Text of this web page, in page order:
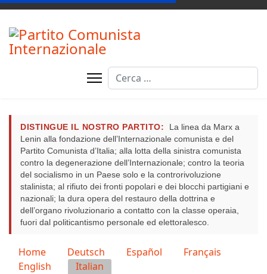
Cerca
DISTINGUE IL NOSTRO PARTITO:
La linea da Marx a
Lenin alla fondazione dell’Internazionale comunista e del
Partito Comunista d’Italia; alla lotta della sinistra comunista
contro la degenerazione dell’Internazionale; contro la teoria
del socialismo in un Paese solo e la controrivoluzione
stalinista; al rifiuto dei fronti popolari e dei blocchi partigiani e
nazionali; la dura opera del restauro della dottrina e
dell’organo rivoluzionario a contatto con la classe operaia,
fuori dal politicantismo personale ed elettoralesco.
Seleziona la tua lingua
Home Deutsch Español
Français
English
Italian